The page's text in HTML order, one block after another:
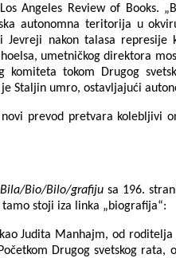
Angeles Review of Books.
autonomna teritorija u
Jevreji nakon talasa
umetničkog direktora
komiteta tokom Drugog
Staljin umro, ostavljajući
prevod pretvara kolebljivi
Bila/Bio/Bilo/grafijusa 196.
stoji iza linka „biografija“:
Judita Manhajm, od
Drugog svetskog